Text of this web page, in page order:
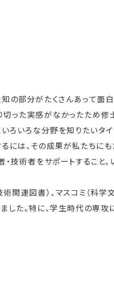
の部分がたくさんあって面
った実感がなかったため修
ろいろな分野を知りたいタ
は、その成果が私たちにも
技術者をサポートすること
関連図書）、マスコミ（科
した。特に、学生時代の専